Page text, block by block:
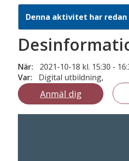
Denna aktivitet har
När: 2021-10-18 kl. 15:30 -
Var:
Digital utbildning,
Anmäl dig